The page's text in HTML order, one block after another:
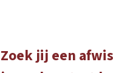
Zoek jij een